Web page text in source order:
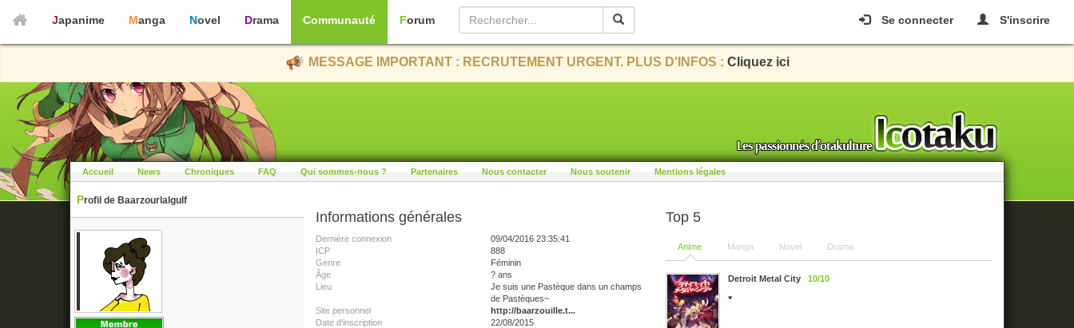
Se connecter S'inscrire
Japanime Manga Novel Drama Communauté Forum
MESSAGE IMPORTANT : RECRUTEMENT URGENT. PLUS D'INFOS : Cliquez ici
Accueil News Chroniques FAQ Qui sommes-nous ? Partenaires Nous contacter Nous soutenir Mentions légales
Profil de Baarzourlalgulf
Informations générales
Dernière connexion
09/04/2016 23:35:41
ICP
888
Genre
Féminin
Âge
? ans
Lieu
Je suis une Pastèque dans un champs
de Pastèques~
Site personnel
http://baarzouille.t...
Date d'inscription
22/08/2015
Top 5
Anime Manga Novel Drama
Detroit Metal City 10/10
♥